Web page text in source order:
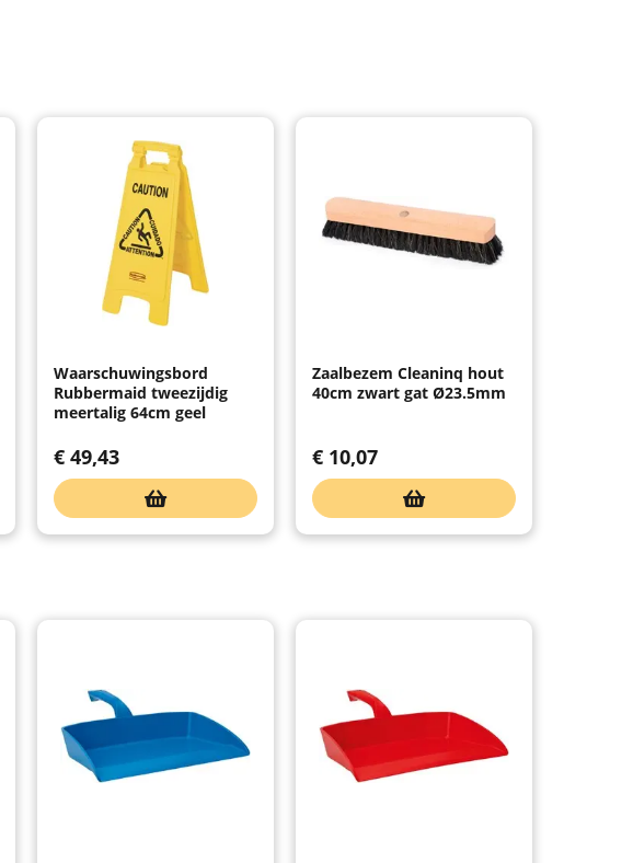
Waarschuwingsbord
Rubbermaid tweezijdig
meertalig 64cm geel
€ 49,43
Zaalbezem Cleaninq hout
40cm zwart gat Ø23.5mm
€ 10,07